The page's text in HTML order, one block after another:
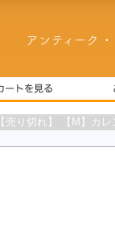
【売り切れ】 【M】カ